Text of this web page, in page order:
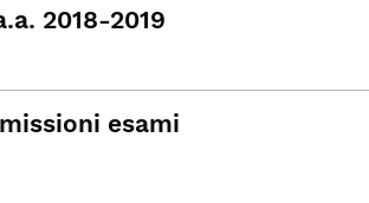
2018-2019
esami